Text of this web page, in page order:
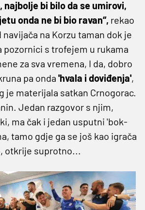
najbolje bi bilo da se umirovi,
onda ne bi bio ravan“, rekao
navijača na Korzu taman dok je
pozornici s trofejem u rukama
za sva vremena, I da, dobro
pa onda 'hvala i doviđenja',
je materijala satkan Crnogorac.
Jedan razgovor s njim,
ma čak i jedan usputni 'bok-
tamo gdje ga se još kao igrača
otkrije suprotno...